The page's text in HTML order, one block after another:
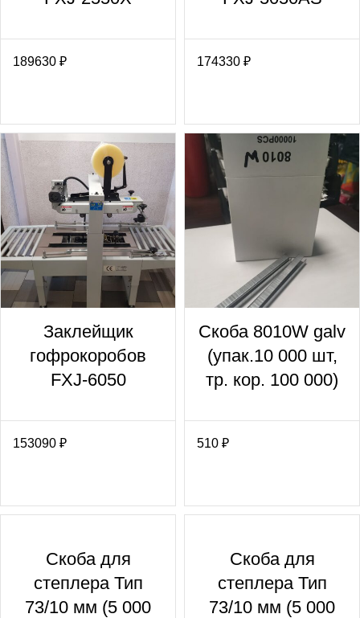
189630 ₽ 174330 ₽
Заклейщик
гофрокоробов
FXJ-6050
153090 ₽
Скоба 8010W galv
(упак.10 000 шт,
тр. кор. 100 000)
510 ₽
Скоба для
степлера Тип
73/10 мм (5 000
Скоба для
степлера Тип
73/10 мм (5 000